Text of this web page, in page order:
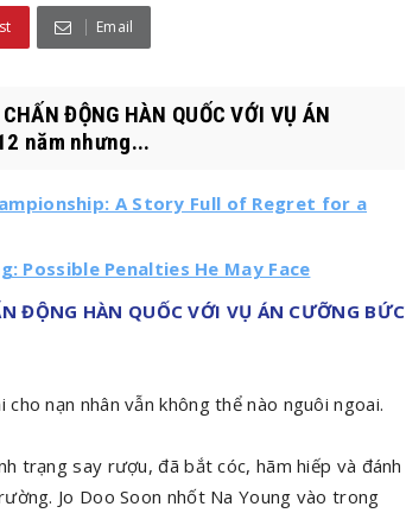
Email
ĐỘNG HÀN QUỐC VỚI VỤ ÁN
12 năm nhưng...
A Story Full of Regret for a
Possible Penalties He May Face
ĐỘNG HÀN QUỐC VỚI VỤ ÁN CƯỠNG BỨC
nạn nhân vẫn không thể nào nguôi ngoai.
trạng say rượu, đã bắt cóc, hãm hiếp và đánh
Jo Doo Soon nhốt Na Young vào trong